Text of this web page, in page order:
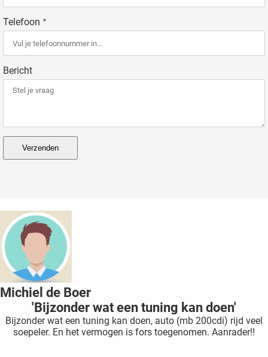
Telefoon *
Bericht
Verzenden
Michiel de Boer
'Bijzonder wat een tuning kan doen'
Bijzonder wat een tuning kan doen, auto (mb 200cdi) rijd veel
soepeler. En het vermogen is fors toegenomen. Aanrader!!